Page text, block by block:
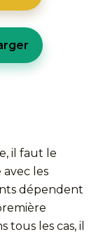
il faut le
les
dépendent
les cas, il